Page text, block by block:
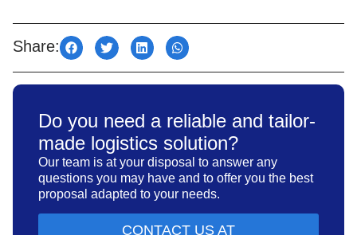
Share:
Do you need a reliable and tailor-
made logistics solution?
Our team is at your disposal to answer any
questions you may have and to offer you the best
proposal adapted to your needs.
CONTACT US AT